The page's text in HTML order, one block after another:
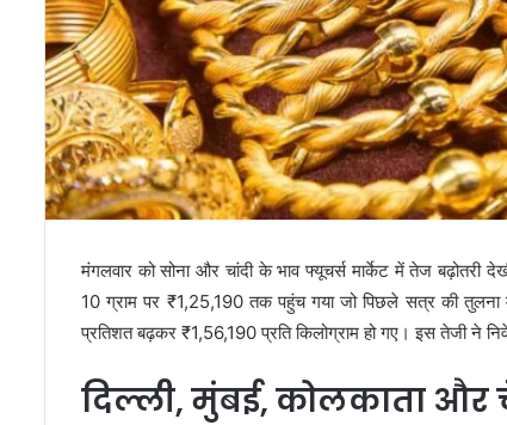
मंगलवार को सोना और चांदी के भाव फ्यूचर्स मार्केट में तेज बढ़ोतरी
10 ग्राम पर ₹1,25,190 तक पहुंच गया जो पिछले सत्र की तुलना
प्रतिशत बढ़कर ₹1,56,190 प्रति किलोग्राम हो गए। इस तेजी ने
दिल्ली, मुंबई, कोलकाता और